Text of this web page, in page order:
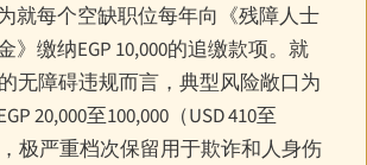
就每个空缺职位每年向《残障人士
》缴纳EGP 10,000的追缴款项。就
无障碍违规而言，典型风险敞口为
20,000至100,000（USD 410至
极严重档次保留用于欺诈和人身伤